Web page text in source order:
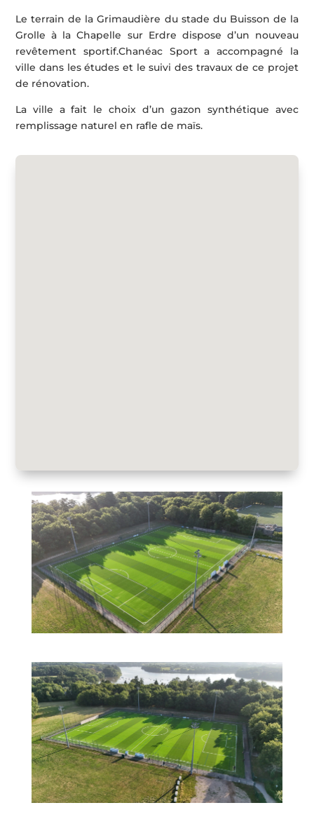
Le terrain de la Grimaudière du stade du Buisson de la
Grolle à la Chapelle sur Erdre dispose d’un nouveau
revêtement sportif.Chanéac Sport a accompagné la
ville dans les études et le suivi des travaux de ce projet
de rénovation.
La ville a fait le choix d’un gazon synthétique avec
remplissage naturel en rafle de maïs.